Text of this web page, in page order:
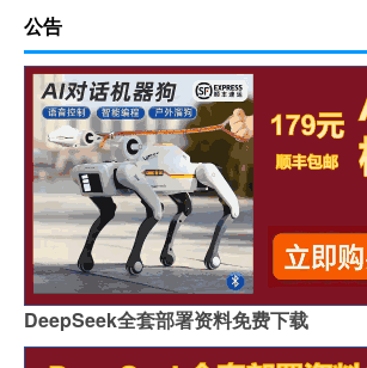
公告
DeepSeek全套部署资料免费下载